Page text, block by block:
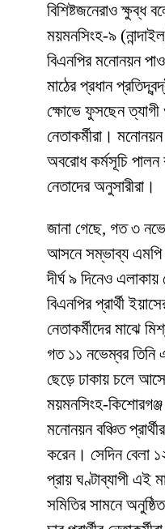
বিশিষ্টজনেরাও ক্ষুব্ধ
ময়মনসিংহ-৯
বিএনপির মনোনয়ন
মাঠের প্রধান
ক্ষোভে ফুসছেন ত্যাগী
নেতাকর্মীরা। মনোনয়ন
অবরোধ কর্মসূচি
নেতাদের অনুসারীরা।
জানা গেছে, গত ৩
আসনে সম্ভাব্য এমপি
দীর্ঘ ৯ দিনেও
বিএনপির প্রার্থী
নেতাকর্মীদের মাঝে
গত ১১ নভেম্বর তিনি
ছেড়ে ঢাকায় চলে
ময়মনসিংহ-
মনোনয়ন বঞ্চিত
করেন। সেদিন বেলা
প্রায় ঘণ্টাব্যাপী এই
সমিতির সামনে